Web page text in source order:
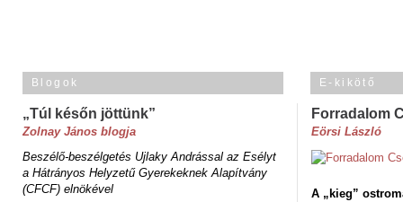
Blogok
„Túl későn jöttünk”
Zolnay János blogja
Beszélő-beszélgetés Ujlaky Andrással az Esélyt
a Hátrányos Helyzetű Gyerekeknek Alapítvány
(CFCF) elnökével
E-kikötő
Forradalom
Eörsi László
A „kieg”